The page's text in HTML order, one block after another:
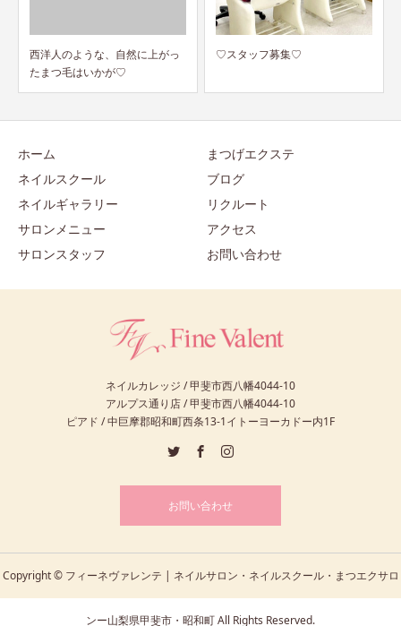
♡スタッフ募集♡ ジェル検定中上級自校開催決定
ホーム
ネイルスクール
ネイルギャラリー
サロンメニュー
サロンスタッフ
まつげエクステ
ブログ
リクルート
アクセス
お問い合わせ
ネイルカレッジ / 甲斐市西八幡4044-10
アルプス通り店 / 甲斐市西八幡4044-10
ピアド / 中巨摩郡昭和町西条13-1イトーヨーカドー内1F
お問い合わせ
Copyright © フィーネヴァレンテ | ネイルサロン・ネイルスクール・まつエクサロ
ンー山梨県甲斐市・昭和町 All Rights Reserved.